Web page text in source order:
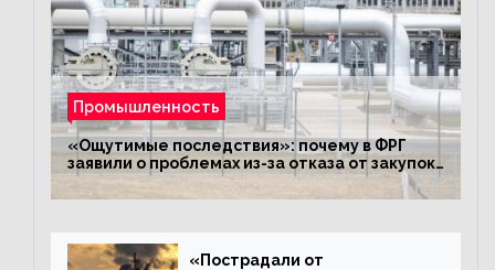
Промышленность
«Ощутимые последствия»: почему в ФРГ
заявили о проблемах из-за отказа от закупок
российского газа
«Пострадали от